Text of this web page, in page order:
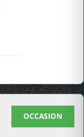
OCCASION